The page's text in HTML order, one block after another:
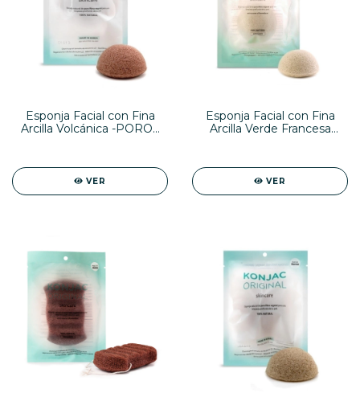
Esponja Facial con Fina
Arcilla Volcánica -POROS
VER
Esponja Facial con Fina
Arcilla Verde Francesa
VER